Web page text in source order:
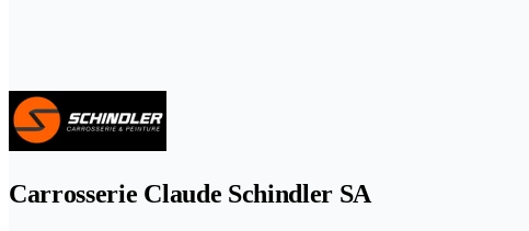
Carrosserie Claude Schindler SA